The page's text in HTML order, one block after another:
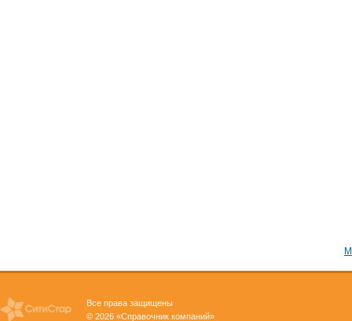
Все права защищены
© 2026 «Справочник компаний»